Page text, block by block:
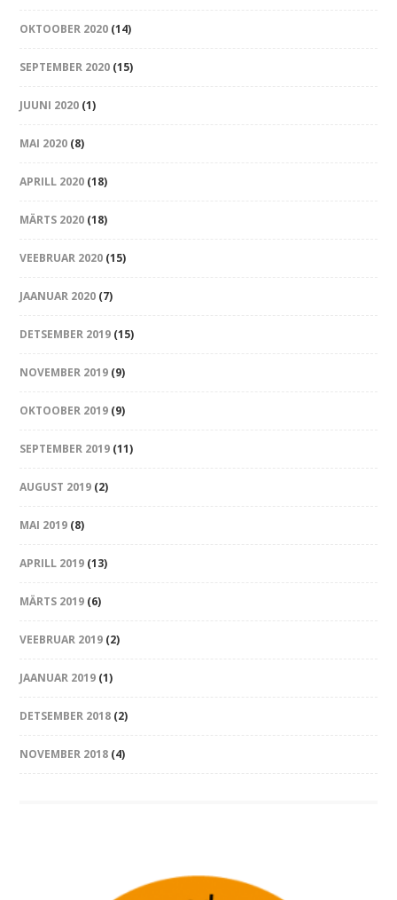
OKTOOBER 2020 (14)
SEPTEMBER 2020 (15)
JUUNI 2020 (1)
MAI 2020 (8)
APRILL 2020 (18)
MÄRTS 2020 (18)
VEEBRUAR 2020 (15)
JAANUAR 2020 (7)
DETSEMBER 2019 (15)
NOVEMBER 2019 (9)
OKTOOBER 2019 (9)
SEPTEMBER 2019 (11)
AUGUST 2019 (2)
MAI 2019 (8)
APRILL 2019 (13)
MÄRTS 2019 (6)
VEEBRUAR 2019 (2)
JAANUAR 2019 (1)
DETSEMBER 2018 (2)
NOVEMBER 2018 (4)